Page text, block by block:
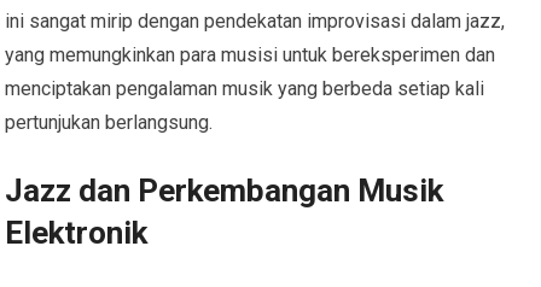
ini sangat mirip dengan pendekatan improvisasi dalam jazz,
yang memungkinkan para musisi untuk bereksperimen dan
menciptakan pengalaman musik yang berbeda setiap kali
pertunjukan berlangsung.
Jazz dan Perkembangan Musik
Elektronik